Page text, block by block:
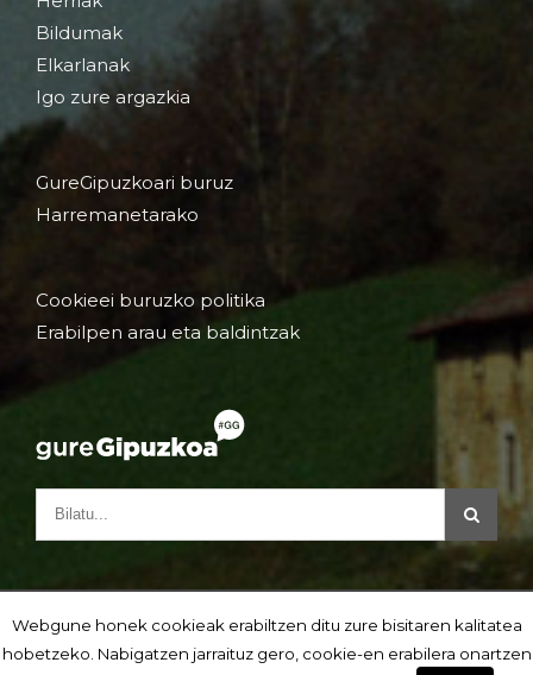
Bildumak
Elkarlanak
Igo zure argazkia
GureGipuzkoari buruz
Harremanetarako
Cookieei buruzko politika
Erabilpen arau eta baldintzak
Webgune honek cookieak erabiltzen ditu zure bisitaren kalitatea
hobetzeko. Nabigatzen jarraituz gero, cookie-en erabilera onartzen